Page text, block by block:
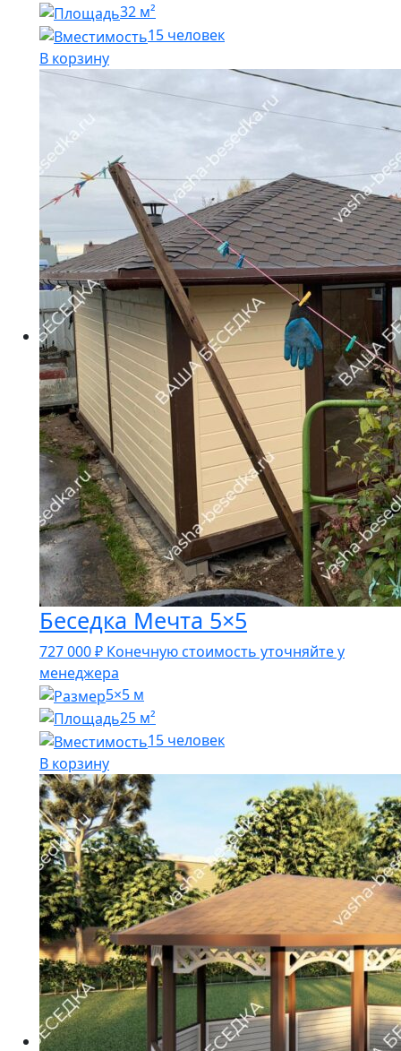
32 м²
15 человек
В корзину
Беседка Мечта 5×5
727 000₽ Конечную стоимость уточняйте у
менеджера
5×5 м
25 м²
15 человек
В корзину